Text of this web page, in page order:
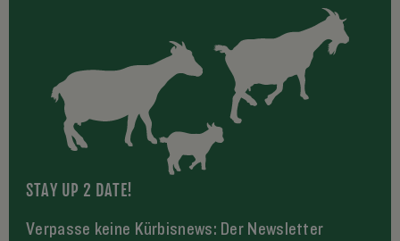
STAY UP 2 DATE!
Verpasse keine Kürbisnews: Der Newsletter